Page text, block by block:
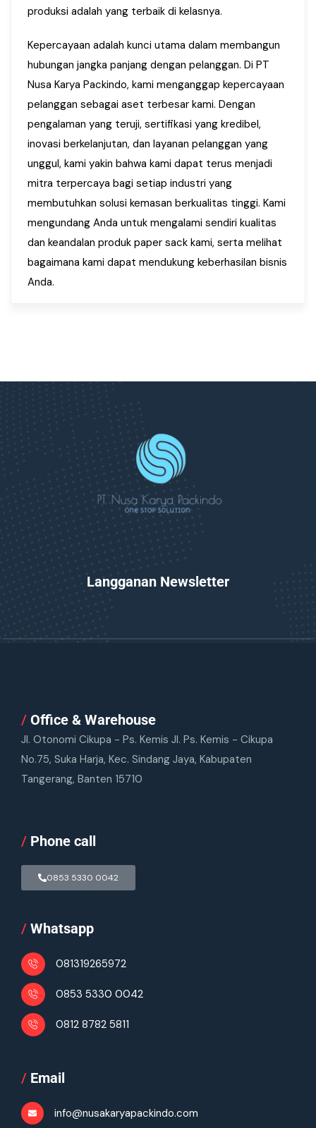
produksi adalah yang terbaik di kelasnya.
Kepercayaan adalah kunci utama dalam membangun
hubungan jangka panjang dengan pelanggan. Di PT
Nusa Karya Packindo, kami menganggap kepercayaan
pelanggan sebagai aset terbesar kami. Dengan
pengalaman yang teruji, sertifikasi yang kredibel,
inovasi berkelanjutan, dan layanan pelanggan yang
unggul, kami yakin bahwa kami dapat terus menjadi
mitra terpercaya bagi setiap industri yang
membutuhkan solusi kemasan berkualitas tinggi. Kami
mengundang Anda untuk mengalami sendiri kualitas
dan keandalan produk paper sack kami, serta melihat
bagaimana kami dapat mendukung keberhasilan bisnis
Anda.
Langganan Newsletter
/ Office & Warehouse
Jl. Otonomi Cikupa - Ps. Kemis Jl. Ps. Kemis - Cikupa
No.75, Suka Harja, Kec. Sindang Jaya, Kabupaten
Tangerang, Banten 15710
/ Phone call
0853 5330 0042
/ Whatsapp
081319265972
0853 5330 0042
0812 8782 5811
/ Email
info@nusakaryapackindo.com